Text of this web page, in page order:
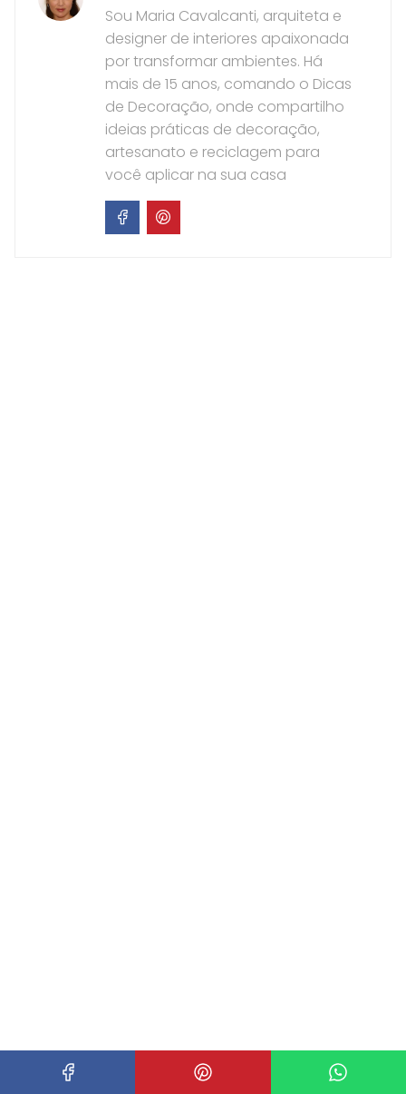
Sou Maria Cavalcanti, arquiteta e
designer de interiores apaixonada
por transformar ambientes. Há
mais de 15 anos, comando o Dicas
de Decoração, onde compartilho
ideias práticas de decoração,
artesanato e reciclagem para
você aplicar na sua casa